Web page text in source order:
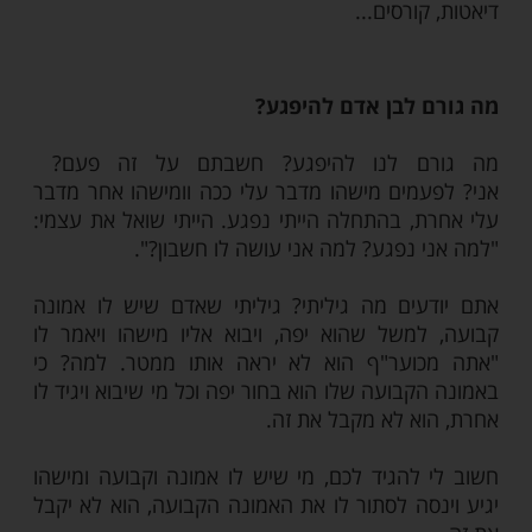
עצמכם, מה גורם לנו להפגע?
בא אליו ואומר לו: "שמע אחי, אתה
לו: "אתה מכוער". הוא עונה לו: "אני
מכוער!". זהו. ממשיך הלאה, לא רואה אותו
נפגע. ממשיך הלאה מבסוט.
שתאמר לו: "אתה מכוער", ישיב: "אני?
ייכנס לדיכאון: "הוא אמר שאני מכוער".
אצל נשים. יש בחורה שבאה אליה מישהי
"וואלה, השמנת קצת", אחת תענה לה:
ברוך ה', בריאות". אבל השנייה תענה: "באמת?
עלי? וואי!". נכנסת להיסטריה, נכנסת ללחץ,